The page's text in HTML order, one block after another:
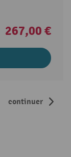
267,00 €
continuer